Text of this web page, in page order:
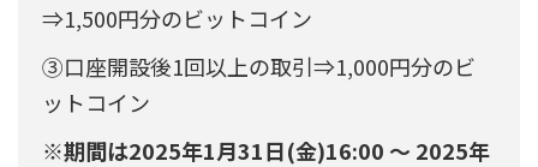
⇒1,500円分のビットコイン
③口座開設後1回以上の取引⇒1,000円分のビ
ットコイン
※期間は2025年1月31日(金)16:00 ～ 2025年